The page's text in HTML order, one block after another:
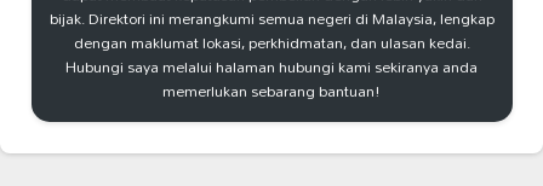
bijak. Direktori ini merangkumi semua negeri di Malaysia, lengkap
dengan maklumat lokasi, perkhidmatan, dan ulasan kedai.
Hubungi saya melalui halaman hubungi kami sekiranya anda
memerlukan sebarang bantuan!